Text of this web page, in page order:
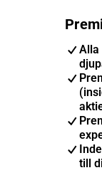
Alla
till